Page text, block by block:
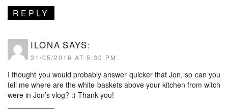
REPLY
ILONA SAYS:
31/05/2016 AT 5:30 PM
I thought you would probably answer quicker that Jon, so can you
tell me where are the white baskets above your kitchen from witch
were in Jon’s vlog? :) Thank you!